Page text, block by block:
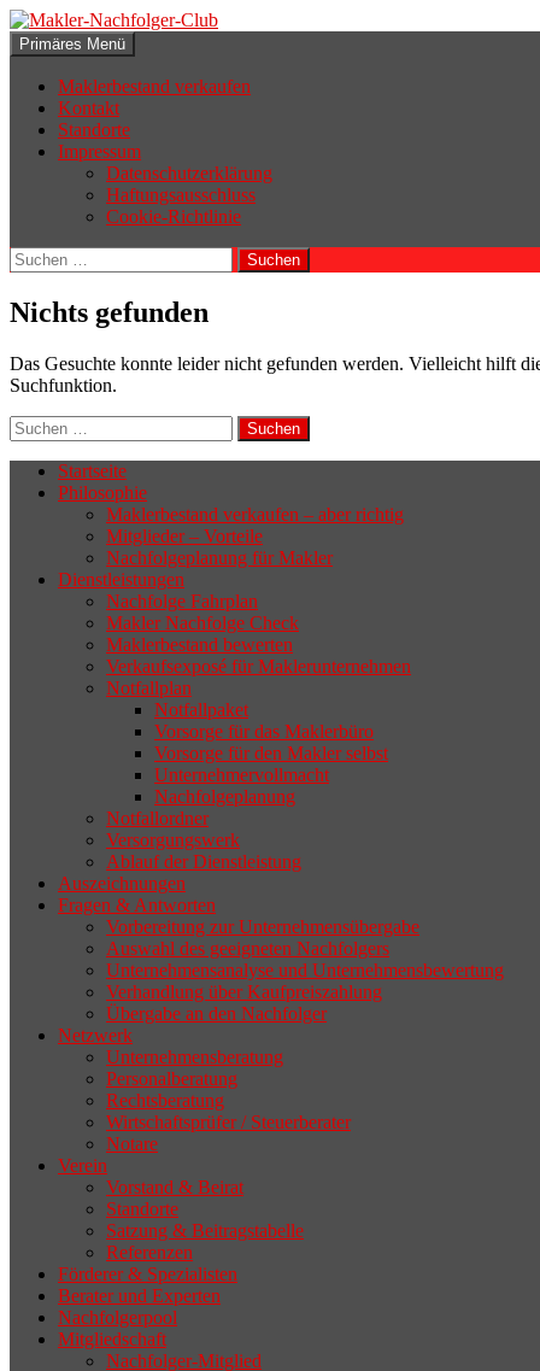
Zum
Inhalt
springen
Makler-Nachfolger-Club
Suchen
Primäres Menü
Maklerbestand verkaufen
Kontakt
Standorte
Impressum
Datenschutzerklärung
Haftungsausschluss
Cookie-Richtlinie
Suchen
nach:
Nichts gefunden
Das Gesuchte konnte leider nicht gefunden werden. Vielleicht hilft
Suchfunktion.
Suchen
nach:
Wenn sich der Makler oder Inhaber
zurückziehen möchte, aber keinen
geeigneten Nachfolger findet, droht nicht
selten die Geschäftsaufgabe.
Startseite
Philosophie
Maklerbestand verkaufen – aber richtig
Mitglieder – Vorteile
Nachfolgeplanung für Makler
Dienstleistungen
Nachfolge Fahrplan
Makler Nachfolge Check
Maklerbestand bewerten
Verkaufsexposé für Maklerunternehmen
Notfallplan
Notfallpaket
Vorsorge für das Maklerbüro
Vorsorge für den Makler selbst
Unternehmervollmacht
Nachfolgeplanung
Notfallordner
Versorgungswerk
Ablauf der Dienstleistung
Auszeichnungen
Fragen & Antworten
Vorbereitung zur Unternehmensübergabe
Auswahl des geeigneten Nachfolgers
Unternehmensanalyse und Unternehmensbewertung
Verhandlung über Kaufpreiszahlung
Übergabe an den Nachfolger
Netzwerk
Unternehmensberatung
Personalberatung
Rechtsberatung
Wirtschaftsprüfer / Steuerberater
Notare
Verein
Vorstand & Beirat
Standorte
Satzung & Beitragstabelle
Referenzen
Förderer & Spezialisten
Berater und Experten
Nachfolgerpool
Mitgliedschaft
Nachfolger-Mitglied